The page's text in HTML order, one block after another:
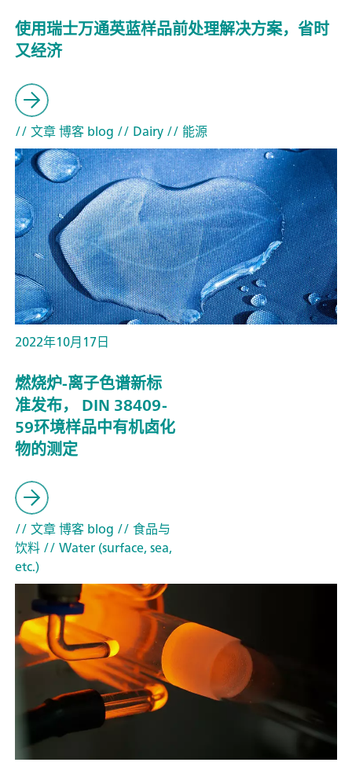
使用瑞士万通英蓝样品前处理解决方案，省时
又经济
// 文章 博客 blog // Dairy// 能源
2022年10月17日
燃烧炉-离子色谱新标
准发布， DIN 38409-
59环境样品中有机卤化
物的测定
// 文章 博客 blog // 食品与
饮料// Water (surface, sea,
etc.)